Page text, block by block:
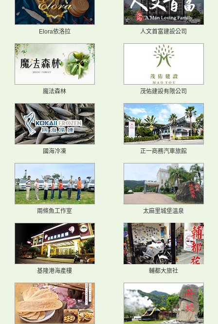
Elora依洛拉 人文首富建設公司
魔法森林 茂佑建設有限公司
國海冷凍 正一商務汽車旅館
兩條魚工作室 太麻里城堡溫泉
基隆港海產樓 輔都大旅社